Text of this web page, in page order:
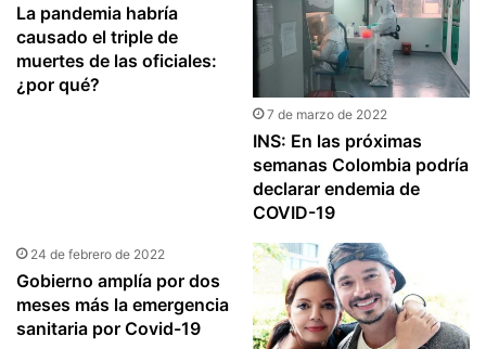
La pandemia habría
causado el triple de
muertes de las oficiales:
¿por qué?
7 de marzo de 2022
INS: En las próximas
semanas Colombia podría
declarar endemia de
COVID-19
24 de febrero de 2022
Gobierno amplía por dos
meses más la emergencia
sanitaria por Covid-19